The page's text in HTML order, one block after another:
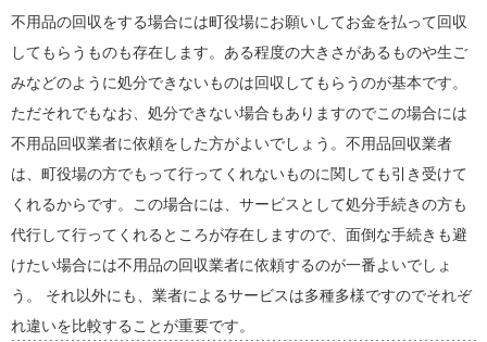
不用品の回収をする場合には町役場にお願いしてお金を払って回収
してもらうものも存在します。ある程度の大きさがあるものや生ご
みなどのように処分できないものは回収してもらうのが基本です。
ただそれでもなお、処分できない場合もありますのでこの場合には
不用品回収業者に依頼をした方がよいでしょう。不用品回収業者
は、町役場の方でもって行ってくれないものに関しても引き受けて
くれるからです。この場合には、サービスとして処分手続きの方も
代行して行ってくれるところが存在しますので、面倒な手続きも避
けたい場合には不用品の回収業者に依頼するのが一番よいでしょ
う。 それ以外にも、業者によるサービスは多種多様ですのでそれぞ
れ違いを比較することが重要です。